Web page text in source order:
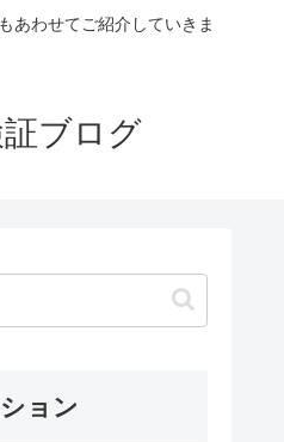
あわせてご紹介していきま
ブログ
ョン